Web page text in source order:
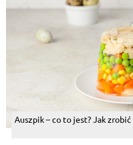
Auszpik – co to jest? Jak